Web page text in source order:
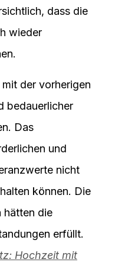
dass die
wieder
der vorherigen
bedauerlicher
Das
und
nicht
können. Die
hätten die
erfüllt.
Hochzeit mit